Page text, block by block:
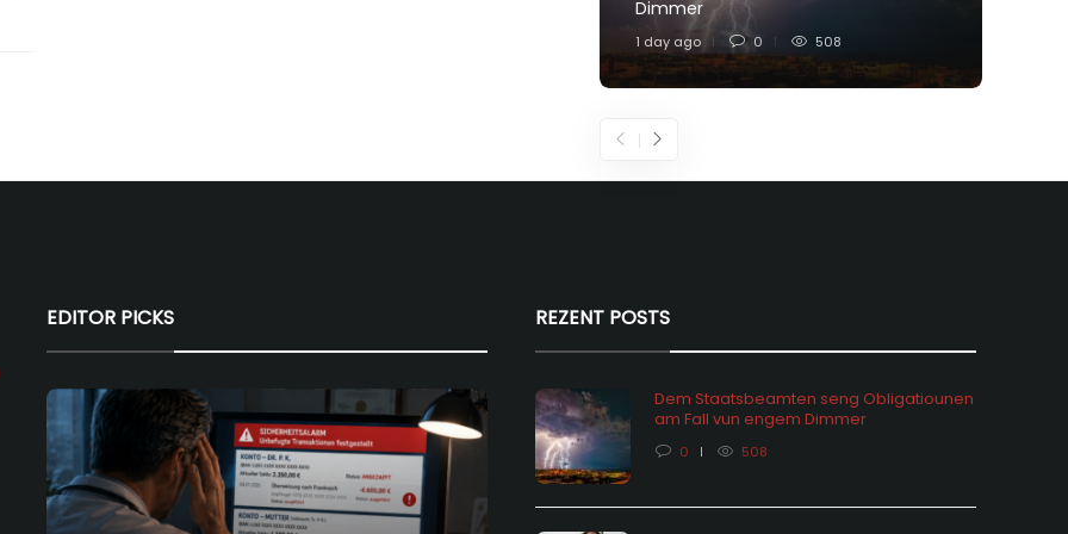
Dimmer
1 day ago 0 508
EDITOR PICKS REZENT POSTS
Dem Staatsbeamten seng Obligatiounen
am Fall vun engem Dimmer
0 508